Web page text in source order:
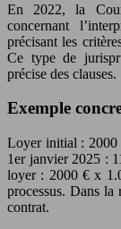
En 2022, la
concernant
précisant les
Ce type de
précise des clauses.
Exemple
Loyer initial : 2000
1er janvier 2025 :
loyer : 2000 € x
processus. Dans la
contrat.